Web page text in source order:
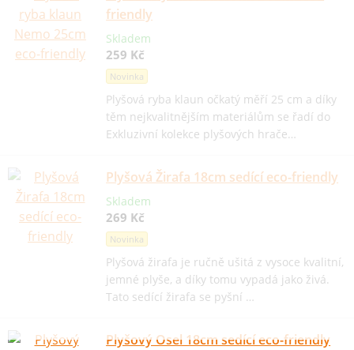
friendly
Skladem
259 Kč
Novinka
Plyšová ryba klaun očkatý měří 25 cm a díky
těm nejkvalitnějším materiálům se řadí do
Exkluzivní kolekce plyšových hrače…
Plyšová Žirafa 18cm sedící eco-friendly
Skladem
269 Kč
Novinka
Plyšová žirafa je ručně ušitá z vysoce kvalitní,
jemné plyše, a díky tomu vypadá jako živá.
Tato sedící žirafa se pyšní …
Plyšový Osel 18cm sedící eco-friendly